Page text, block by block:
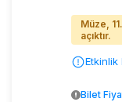
Müze,
açıktır.
Etkinlik
Bilet